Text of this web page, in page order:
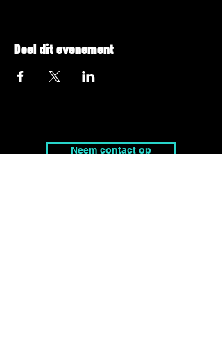
Deel dit evenement
Neem contact op